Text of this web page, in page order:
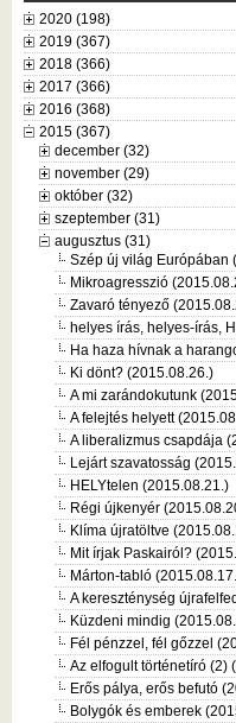
2020 (198)
2019 (367)
2018 (366)
2017 (366)
2016 (368)
2015 (367)
december (32)
november (29)
október (32)
szeptember (31)
augusztus (31)
Szép új világ Európában
Mikroagresszió
Zavaró tényező
helyes írás, helyes-írás,
Ha haza hívnak a
Ki dönt? (2015.08.26.)
A mi zarándokutunk
A felejtés helyett
A liberalizmus csapdája
Lejárt szavatosság
HELYtelen (2015.08.21.)
Régi újkenyér
Klíma újratöltve
Mit írjak Paskairól?
Márton-tabló
A kereszténység
Küzdeni mindig
Fél pénzzel, fél gőzzel
Az elfogult történetíró (2)
Erős pálya, erős befutó
Bolygók és emberek